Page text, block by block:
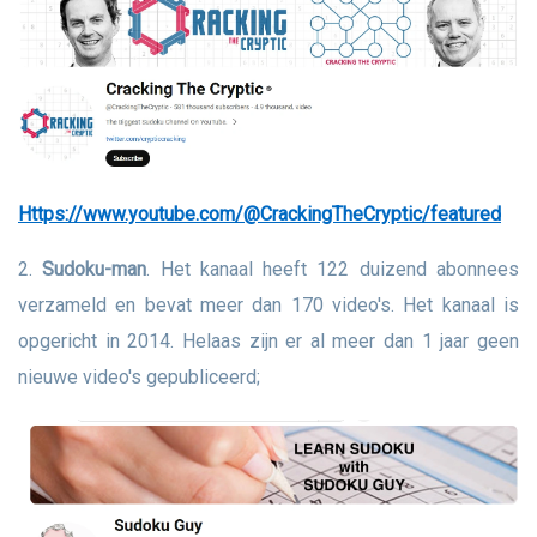
https://www.youtube.com/@CrackingTheCryptic/featured
2.Sudoku-man . Het kanaal heeft 122 duizend abonnees
verzameld en bevat meer dan 170 video's. Het kanaal is
opgericht in 2014. Helaas zijn er al meer dan 1 jaar geen
nieuwe video's gepubliceerd;